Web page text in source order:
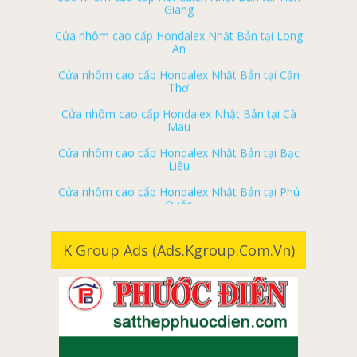
ký gửi nhà đất long thành
ký gửi nhà đất xuân lộc
ký gửi nhà đất nhơn trạch
Nhà đất biên hòa
Nhà đất long khánh
Nhà đất tân phú
Nhà đất vĩnh cửu
Nhà đất định quán
Nhà đất trảng bom
Nhà đất thống nhất
Nhà đất cẩm mỹ
Nhà đất long thành
Nhà đất xuân lộc
Cửa nhôm cao cấp Hondalex Nhật Bản tại Long
Cửa nhôm cao cấp Hondalex Nhật Bản tại Cần
Cửa nhôm cao cấp Hondalex Nhật Bản tại Cà
Cửa nhôm cao cấp Hondalex Nhật Bản tại Bạc
Cửa nhôm cao cấp Hondalex Nhật Bản tại Phú
Cửa nhôm cao cấp Hondalex Nhật Bản tại Phan
Cửa nhôm cao cấp Hondalex Nhật Bản tại Buôn
Ma Thuột
Cửa nhôm cao cấp Hondalex Nhật Bản tại Cam
Ranh
Cửa nhôm cao cấp Hondalex Nhật Bản tại Nha
Trang
K Group Ads (ads.kgroup.com.vn)